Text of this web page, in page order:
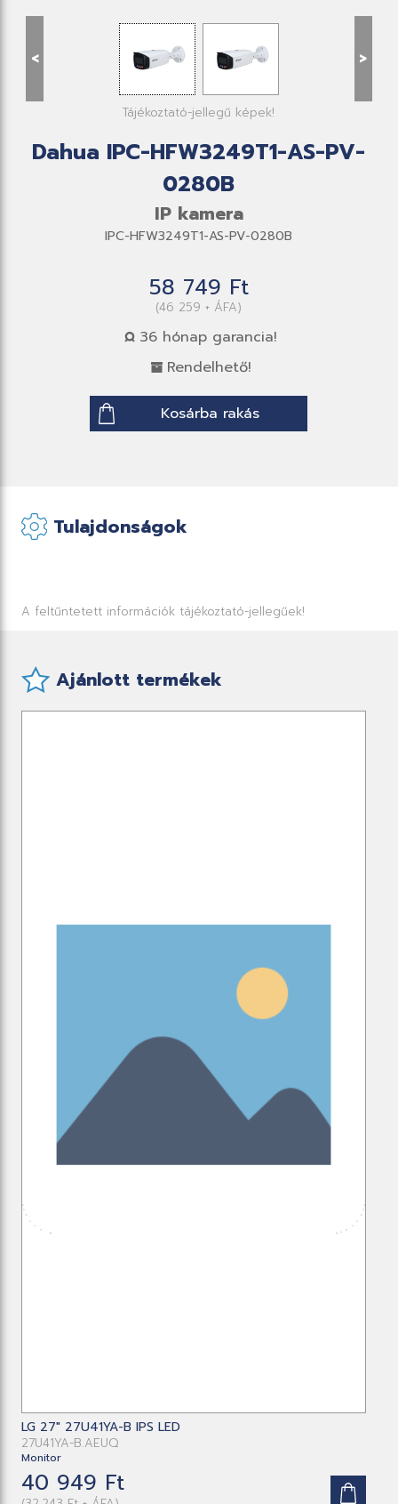
< >
Tájékoztató-jellegű képek!
Dahua IPC-HFW3249T1-AS-PV-
0280B
IP kamera
IPC-HFW3249T1-AS-PV-0280B
58 749 Ft
(46 259 + ÁFA)
36 hónap garancia!
Rendelhető!
Kosárba rakás
Tulajdonságok
A feltűntetett információk tájékoztató-jellegűek!
Ajánlott termékek
LG 27" 27U41YA-B IPS LED
27U41YA-B.AEUQ
Monitor
40 949 Ft